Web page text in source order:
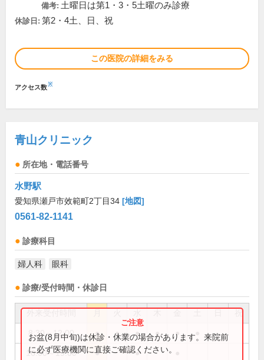
備考: 土曜日は第1・3・5土曜のみ診療
休診日: 第2・4土、日、祝
この医院の詳細をみる
アクセス数※
青山クリニック
所在地・電話番号
水野駅
愛知県瀬戸市效範町2丁目34 [地図]
0561-82-1141
診療科目
婦人科 眼科
診療/受付時間・休診日
祝
8:30～12:00 ● ● ● ● ●
16:00～19:00 ● ●
お盆(8月中旬)は休診・休業の場合があります。来院前
に必ず医療機関に直接ご確認ください。